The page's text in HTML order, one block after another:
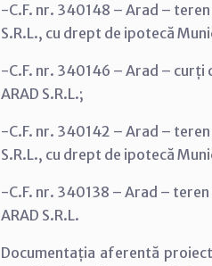
-C.F. nr. 340148 – Arad –
S.R.L., cu drept de ipotecă
-C.F. nr. 340146 – Arad – curți
ARAD S.R.L.;
-C.F. nr. 340142 – Arad –
S.R.L., cu drept de ipotecă
-C.F. nr. 340138 – Arad –
ARAD S.R.L.
Documentația aferentă